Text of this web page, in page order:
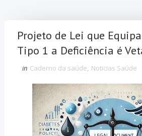
Projeto de Lei que
Tipo 1 a Deficiência é
in Caderno da saúde, Noticias Saúde